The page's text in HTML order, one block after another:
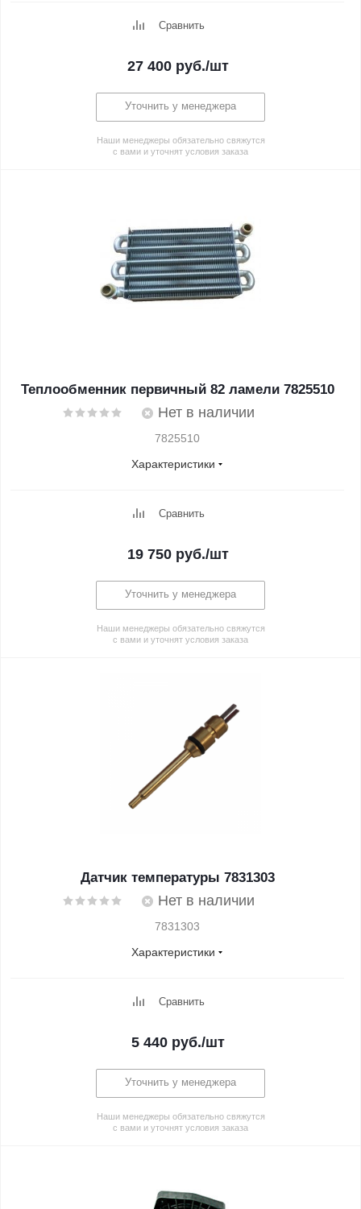
Сравнить
27 400руб./шт
Уточнить у менеджера
Наши менеджеры обязательно свяжутся
с вами и уточнят условия заказа
Теплообменник первичный 82 ламели 7825510
Нет в наличии
7825510
Характеристики
Сравнить
19 750руб./шт
Уточнить у менеджера
Наши менеджеры обязательно свяжутся
с вами и уточнят условия заказа
Датчик температуры 7831303
Нет в наличии
7831303
Характеристики
Сравнить
5 440руб./шт
Уточнить у менеджера
Наши менеджеры обязательно свяжутся
с вами и уточнят условия заказа